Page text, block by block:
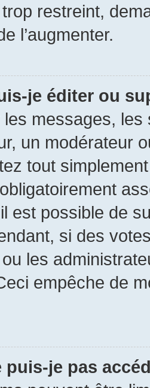
restreint,
l’augmenter.
je éditer ou
messages,
un modérateur
tout
est possible de
si des
les
empêche de
puis-je pas